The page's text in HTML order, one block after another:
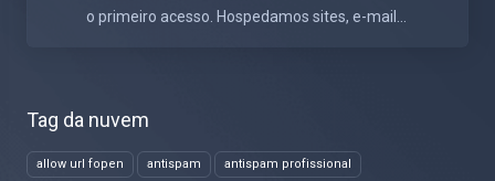
Tag da nuvem
allow url fopen antispam antispam profissional
o primeiro acesso. Hospedamos sites, e-mail...